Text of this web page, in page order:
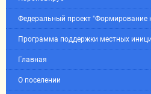
Федеральный проект "Формирование
Программа поддержки местных
Главная
О поселении